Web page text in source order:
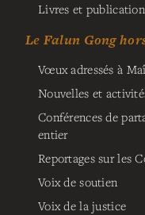
Livres et
Le Falun Gong
Vœux adressés à
Nouvelles et
Conférences de
entier
Reportages sur les
Voix de soutien
Voix de la justice